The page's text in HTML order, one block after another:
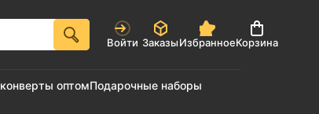
Войти ЗаказыИзбранноеКорзина
оптомПодарочные наборы